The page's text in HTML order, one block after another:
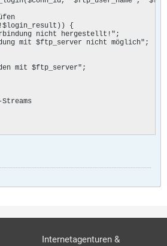
{
nicht hergestellt!";
mit $ftp_server nicht möglich";
mit $ftp_server";
Internetagenturen &